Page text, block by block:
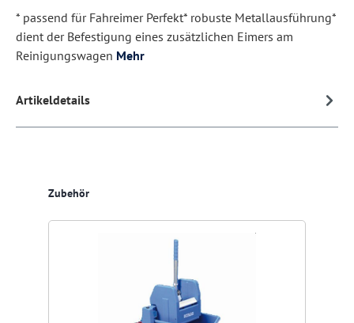
* passend für Fahreimer Perfekt* robuste Metallausführung*
dient der Befestigung eines zusätzlichen Eimers am
Reinigungswagen Mehr
Artikeldetails
Produktgalerie überspringen
Zubehör